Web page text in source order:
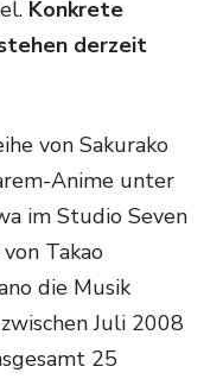
Konkrete
derzeit
Anime unter
im Studio Seven
Takao
die Musik
Juli 2008
25